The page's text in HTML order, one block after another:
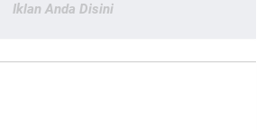
Iklan Anda Disini